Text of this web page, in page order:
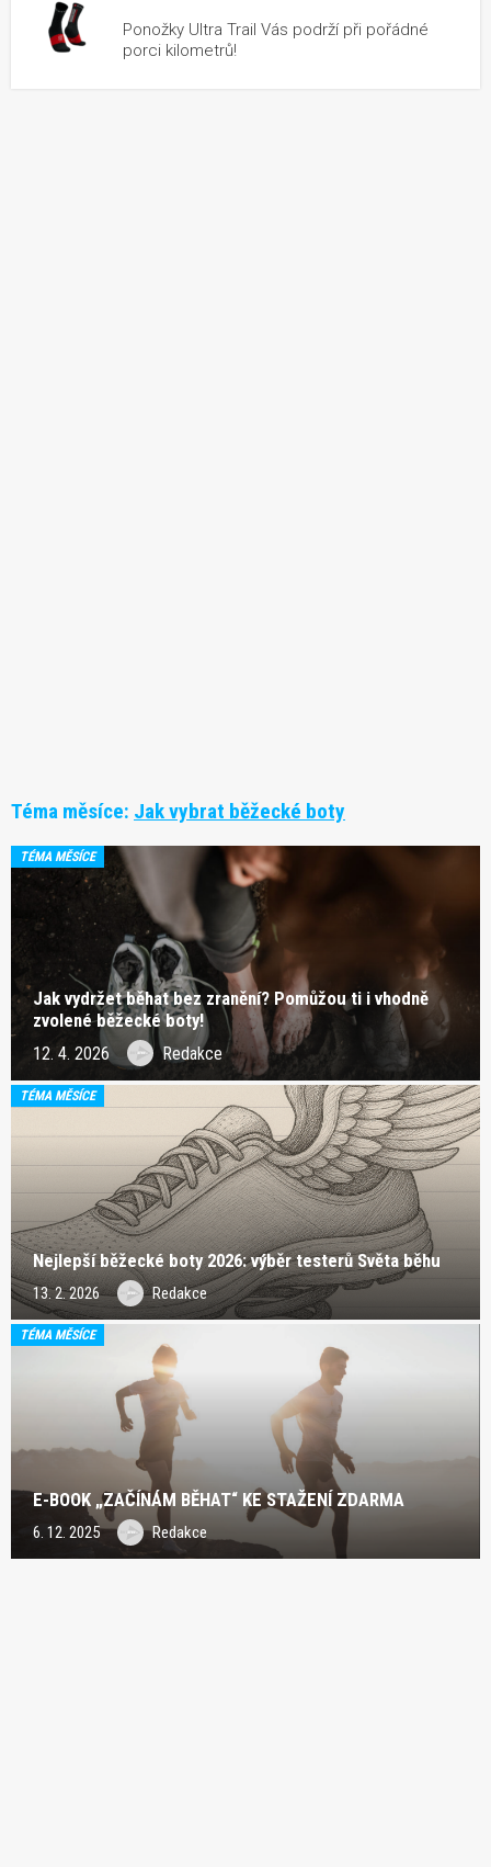
Ponožky Ultra Trail Vás podrží při pořádné
porci kilometrů!
Téma měsíce: Jak vybrat běžecké boty
TÉMA MĚSÍCE
Jak vydržet běhat bez zranění? Pomůžou ti i vhodně
zvolené běžecké boty!
12. 4. 2026 Redakce
TÉMA MĚSÍCE
Nejlepší běžecké boty 2026: výběr testerů Světa běhu
13. 2. 2026 Redakce
TÉMA MĚSÍCE
E-BOOK „ZAČÍNÁM BĚHAT“ KE STAŽENÍ ZDARMA
6. 12. 2025 Redakce